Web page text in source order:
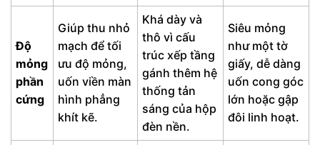
Độ
mỏng
phần
cứng
Giúp thu nhỏ
mạch để tối
ưu độ mỏng,
uốn viền màn
hình phẳng
khít kẽ.
Khá dày và
thô vì cấu
trúc xếp tầng
gánh thêm hệ
thống tản
sáng của hộp
đèn nền.
Siêu mỏng
như một tờ
giấy, dễ dàng
uốn cong góc
lớn hoặc gập
đôi linh hoạt.